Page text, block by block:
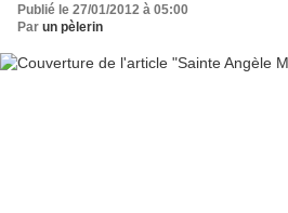
Publié le 27/01/2012 à 05:00
Par un pèlerin